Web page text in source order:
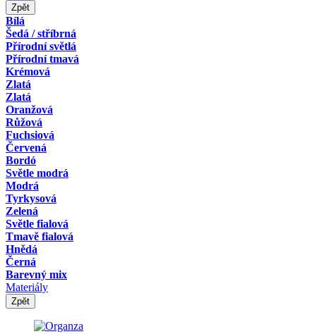
Zpět
Bílá
Šedá / stříbrná
Přírodní světlá
Přírodní tmavá
Krémová
Zlatá
Zlatá
Oranžová
Růžová
Fuchsiová
Červená
Bordó
Světle modrá
Modrá
Tyrkysová
Zelená
Světle fialová
Tmavě fialová
Hnědá
Černá
Barevný mix
Materiály
Zpět